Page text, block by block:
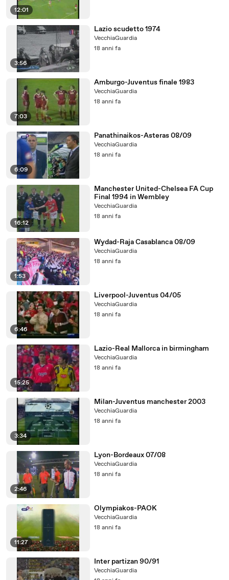
12:01
3:56
Lazio scudetto 1974
VecchiaGuardia
18 anni fa
7:03
Amburgo-Juventus finale 1983
VecchiaGuardia
18 anni fa
6:09
Panathinaikos-Asteras 08/09
VecchiaGuardia
18 anni fa
16:12
Manchester United-Chelsea FA Cup
Final 1994 in Wembley
VecchiaGuardia
18 anni fa
1:53
Wydad-Raja Casablanca 08/09
VecchiaGuardia
18 anni fa
6:46
Liverpool-Juventus 04/05
VecchiaGuardia
18 anni fa
15:25
Lazio-Real Mallorca in birmingham
VecchiaGuardia
18 anni fa
3:34
Milan-Juventus manchester 2003
VecchiaGuardia
18 anni fa
2:46
Lyon-Bordeaux 07/08
VecchiaGuardia
18 anni fa
11:27
Olympiakos-PAOK
VecchiaGuardia
18 anni fa
Inter partizan 90/91
VecchiaGuardia